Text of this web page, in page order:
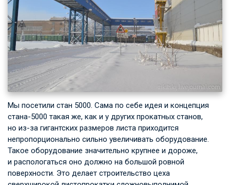
Мы посетили стан 5000. Сама по себе идея и концепция
стана-5000 такая же, как и у других прокатных станов,
но из-за гигантских размеров листа приходится
непропорционально сильно увеличивать оборудование.
Такое оборудование значительно крупнее и дороже,
и распологаться оно должно на большой ровной
поверхности. Это делает строительство цеха